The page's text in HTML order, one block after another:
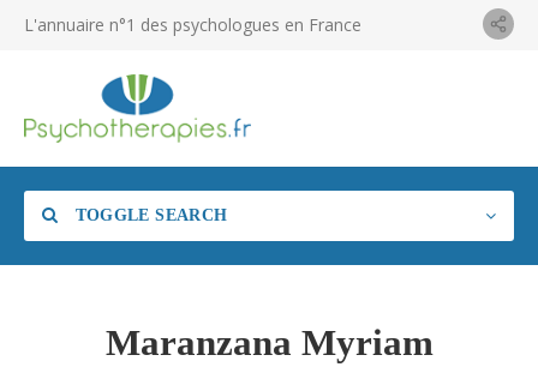
L'annuaire n°1 des psychologues en France
TOGGLE SEARCH
Maranzana Myriam